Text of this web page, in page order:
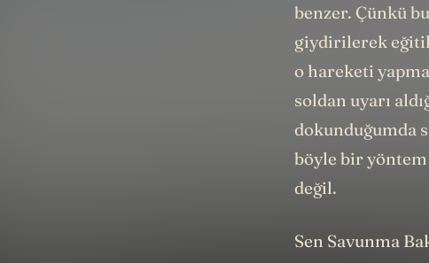
benzer. Çünkü
giydirilerek
o hareketi
soldan uyarı
dokunduğumda
böyle bir yöntem
değil.
Sen Savunma